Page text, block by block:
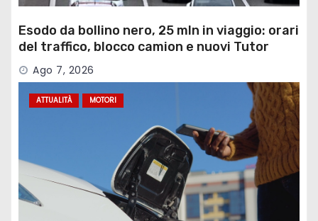
Esodo da bollino nero, 25 mln in viaggio: orari
del traffico, blocco camion e nuovi Tutor
Ago 7, 2026
ATTUALITÀ MOTORI